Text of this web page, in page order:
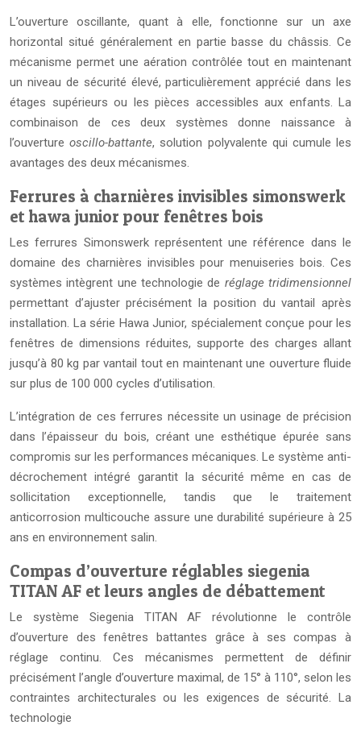
L’ouverture oscillante, quant à elle, fonctionne sur un axe
horizontal situé généralement en partie basse du châssis. Ce
mécanisme permet une aération contrôlée tout en maintenant
un niveau de sécurité élevé, particulièrement apprécié dans les
étages supérieurs ou les pièces accessibles aux enfants. La
combinaison de ces deux systèmes donne naissance à
l’ouvertureoscillo-battante, solution polyvalente qui cumule les
avantages des deux mécanismes.
Ferrures à charnières invisibles simonswerk
et hawa junior pour fenêtres bois
Les ferrures Simonswerk représentent une référence dans le
domaine des charnières invisibles pour menuiseries bois. Ces
systèmes intègrent une technologie de réglage tridimensionnel
permettant d’ajuster précisément la position du vantail après
installation. La série Hawa Junior, spécialement conçue pour les
fenêtres de dimensions réduites, supporte des charges allant
jusqu’à 80 kg par vantail tout en maintenant une ouverture fluide
sur plus de 100 000 cycles d’utilisation.
L’intégration de ces ferrures nécessite un usinage de précision
dans l’épaisseur du bois, créant une esthétique épurée sans
compromis sur les performances mécaniques. Le système anti-
décrochement intégré garantit la sécurité même en cas de
sollicitation exceptionnelle, tandis que le traitement
anticorrosion multicouche assure une durabilité supérieure à 25
ans en environnement salin.
Compas d’ouverture réglables siegenia
TITAN AF et leurs angles de débattement
Le système Siegenia TITAN AF révolutionne le contrôle
d’ouverture des fenêtres battantes grâce à ses compas à
réglage continu. Ces mécanismes permettent de définir
précisément l’angle d’ouverture maximal, de 15° à 110°, selon les
contraintes architecturales ou les exigences de sécurité. La
technologie